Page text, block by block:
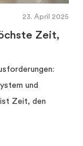
23. April 2025
Zeit,
und
ist Zeit, den